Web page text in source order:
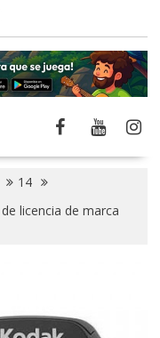
14
licencia de marca